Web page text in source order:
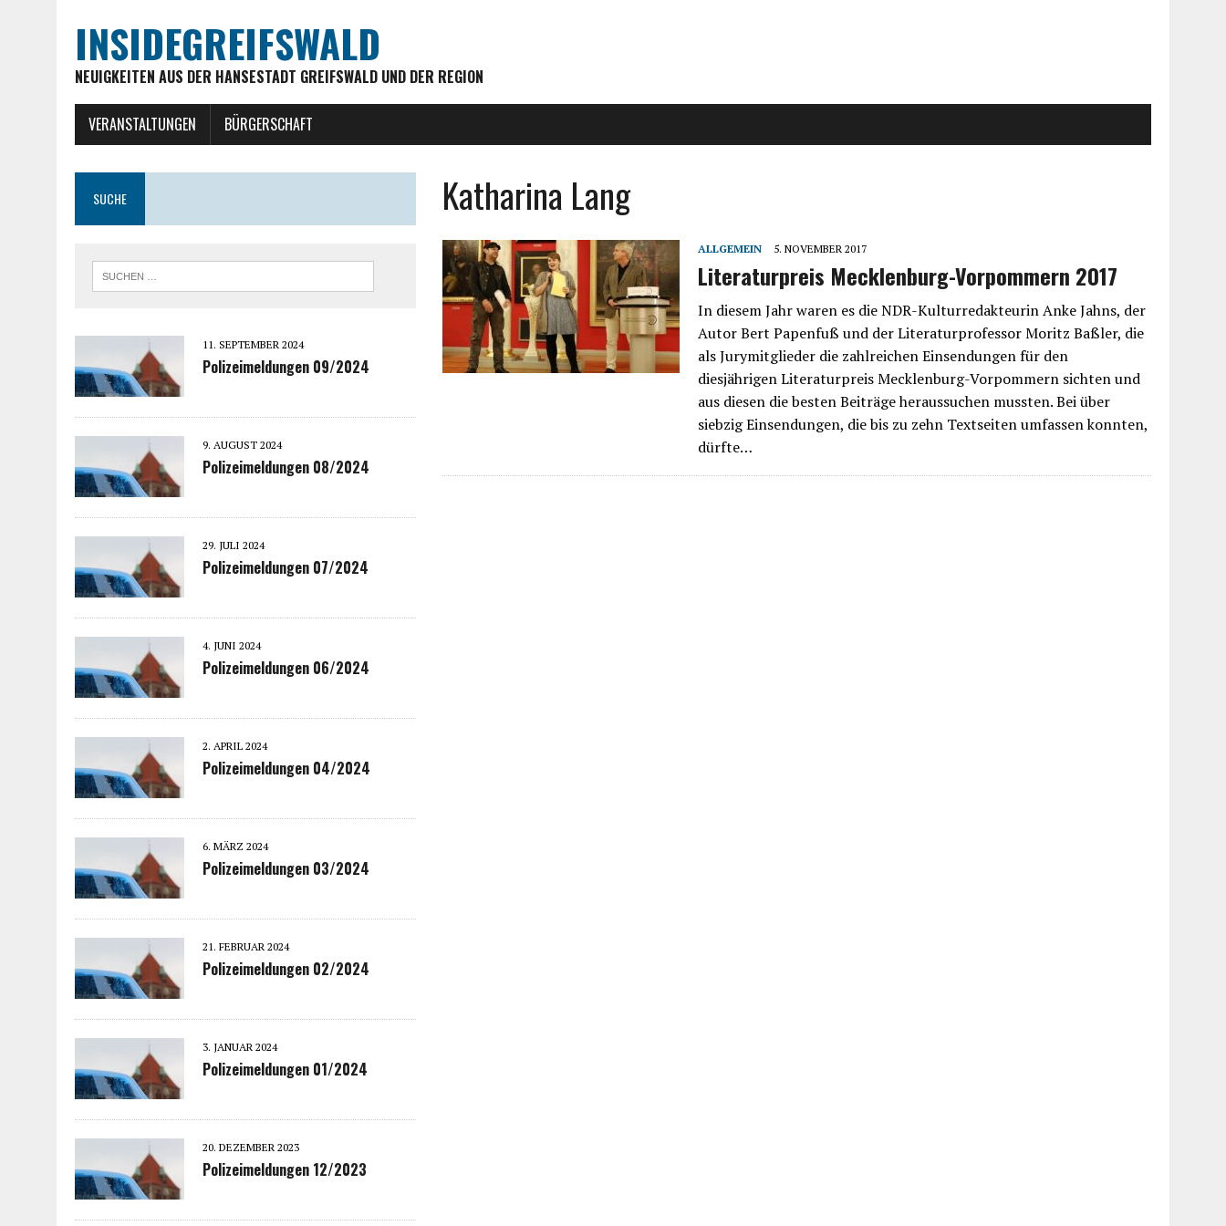
INSIDEGREIFSWALD
NEUIGKEITEN AUS DER HANSESTADT GREIFSWALD UND DER REGION
VERANSTALTUNGEN BÜRGERSCHAFT
Katharina Lang
ALLGEMEIN 5. NOVEMBER 2017
Literaturpreis Mecklenburg-Vorpommern 2017
In diesem Jahr waren es die NDR-Kulturredakteurin Anke Jahns, der
Autor Bert Papenfuß und der Literaturprofessor Moritz Baßler, die
als Jurymitglieder die zahlreichen Einsendungen für den
diesjährigen Literaturpreis Mecklenburg-Vorpommern sichten und
aus diesen die besten Beiträge heraussuchen mussten. Bei über
siebzig Einsendungen, die bis zu zehn Textseiten umfassen konnten,
dürfte…
SUCHE
11. SEPTEMBER 2024
Polizeimeldungen 09/2024
9. AUGUST 2024
Polizeimeldungen 08/2024
29. JULI 2024
Polizeimeldungen 07/2024
4. JUNI 2024
Polizeimeldungen 06/2024
2. APRIL 2024
Polizeimeldungen 04/2024
6. MÄRZ 2024
Polizeimeldungen 03/2024
21. FEBRUAR 2024
Polizeimeldungen 02/2024
3. JANUAR 2024
Polizeimeldungen 01/2024
20. DEZEMBER 2023
Polizeimeldungen 12/2023